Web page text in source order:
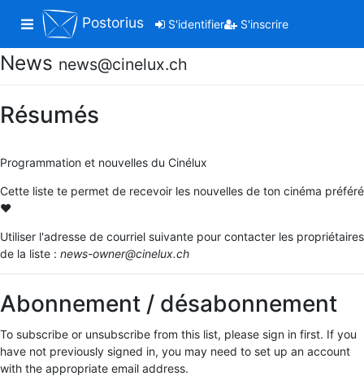
Toggle navigation
Postorius S'identifier S'inscrire
News news@cinelux.ch
Résumés
Programmation et nouvelles du Cinélux
Cette liste te permet de recevoir les nouvelles de ton cinéma préféré
♥
Utiliser l'adresse de courriel suivante pour contacter les propriétaires
de la liste : news-owner@cinelux.ch
Abonnement / désabonnement
To subscribe or unsubscribe from this list, please sign in first. If you
have not previously signed in, you may need to set up an account
with the appropriate email address.